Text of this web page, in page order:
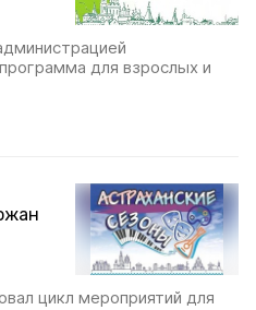
для взрослых и
цикл мероприятий для